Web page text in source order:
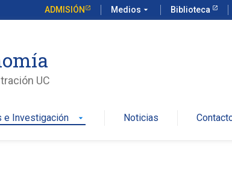
ADMISIÓN Medios arrow_drop_down Biblioteca
UC
e Investigación arrow_drop_down Noticias